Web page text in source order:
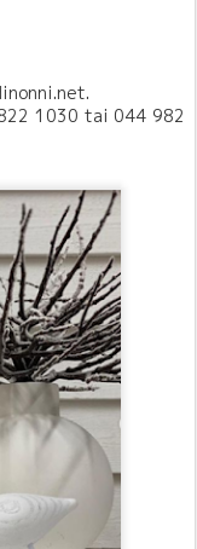
1030 tai 044 982